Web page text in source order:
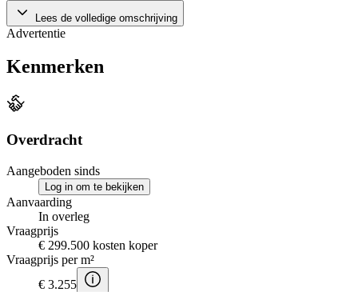
Lees de volledige omschrijving
Advertentie
Kenmerken
Overdracht
Aangeboden sinds
Log in om te bekijken
Aanvaarding
In overleg
Vraagprijs
€ 299.500 kosten koper
Vraagprijs per m²
€ 3.255